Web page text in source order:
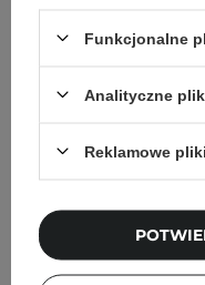
WYBÓR KOSMETOLOGA
Anua - Heartleaf 70
Funkcjonalne
Analityczne
Reklamowe